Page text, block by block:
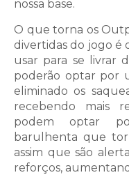
nossa base.
O que torna os
divertidas do jogo é
usar para se livrar
poderão optar por
eliminado os
recebendo mais
podem optar
barulhenta que
assim que são
reforços,